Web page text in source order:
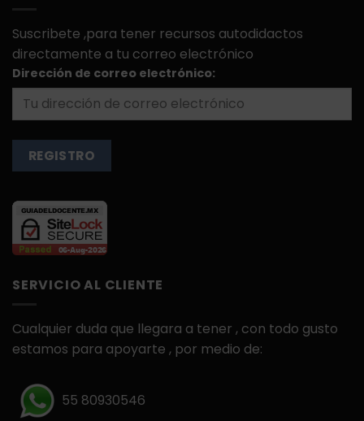
Suscribete ,para tener recursos autodidactos
directamente a tu correo electrónico
Dirección de correo electrónico:
SERVICIO AL CLIENTE
Cualquier duda que llegara a tener , con todo gusto
estamos para apoyarte , por medio de:
55 80930546